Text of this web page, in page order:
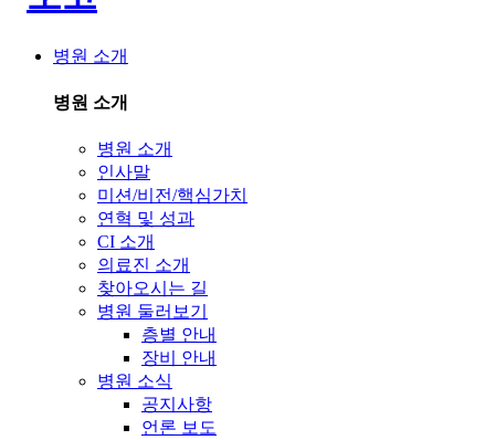
병원 소개
병원 소개
병원 소개
인사말
미션/비전/핵심가치
연혁 및 성과
CI 소개
의료진 소개
찾아오시는 길
병원 둘러보기
층별 안내
장비 안내
병원 소식
공지사항
언론 보도